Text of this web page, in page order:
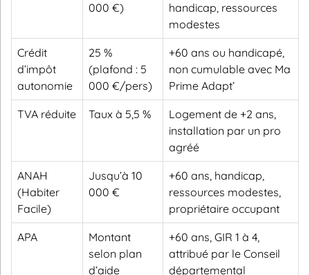
000 €)
handicap, ressources
modestes
Crédit
d’impôt
autonomie
25 %
(plafond : 5
000 €/pers)
+60 ans ou handicapé,
non cumulable avec Ma
Prime Adapt’
TVA réduite Taux à 5,5 %
Logement de +2 ans,
installation par un pro
agréé
ANAH
(Habiter
Facile)
Jusqu’à 10
000 €
+60 ans, handicap,
ressources modestes,
propriétaire occupant
APA
Montant
selon plan
d’aide
+60 ans, GIR 1 à 4,
attribué par le Conseil
départemental